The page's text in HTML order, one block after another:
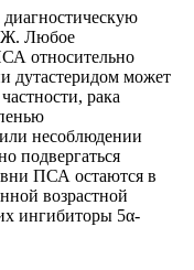
Любое
относительно
дутастеридом может
рака
несоблюдении
подвергаться
ПСА остаются в
возрастной
ингибиторы 5α-